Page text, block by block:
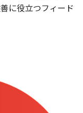
に役立つフィード